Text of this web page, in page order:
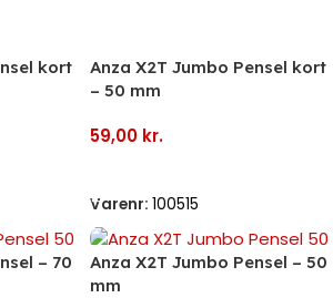
kort
Anza X2T Jumbo Pensel kort
– 50 mm
59,00 kr.
Varenr: 100515
– 70
Anza X2T Jumbo Pensel – 50
mm